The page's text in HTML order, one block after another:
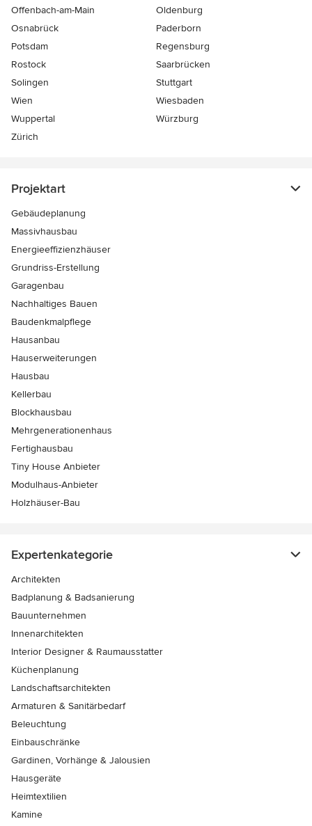
Offenbach-am-Main
Oldenburg
Osnabrück
Paderborn
Potsdam
Regensburg
Rostock
Saarbrücken
Solingen
Stuttgart
Wien
Wiesbaden
Wuppertal
Würzburg
Zürich
Projektart
Gebäudeplanung
Massivhausbau
Energieeffizienzhäuser
Grundriss-Erstellung
Garagenbau
Nachhaltiges Bauen
Baudenkmalpflege
Hausanbau
Hauserweiterungen
Hausbau
Kellerbau
Blockhausbau
Mehrgenerationenhaus
Fertighausbau
Tiny House Anbieter
Modulhaus-Anbieter
Holzhäuser-Bau
Expertenkategorie
Architekten
Badplanung & Badsanierung
Bauunternehmen
Innenarchitekten
Interior Designer & Raumausstatter
Küchenplanung
Landschaftsarchitekten
Armaturen & Sanitärbedarf
Beleuchtung
Einbauschränke
Gardinen, Vorhänge & Jalousien
Hausgeräte
Heimtextilien
Kamine